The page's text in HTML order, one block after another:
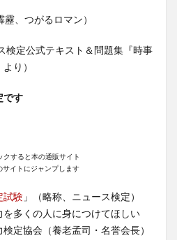
、つがるロマン）
定公式テキスト＆問題集『時事
り）
です
クすると本の通販サイト
サイトにジャンプします
試験 」（略称、ニュース検定）
多くの人に身につけてほしい
定協会（養老孟司・名誉会長）